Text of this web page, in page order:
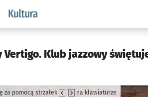
wroclaw.pl podserwis: Kultura
Vertigo. Klub jazzowy
za pomocą strzałek na klawiaturze